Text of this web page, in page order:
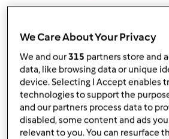
🍞 Pão Caseiro Rápido na
500gramafarinha de trigo
integral e 50% branca, se
We Care About Your Privacy
We and our315 partners store and
data, like browsing data or unique
device. Selecting I Accept enables
technologies to support the
and our partners process data to
disabled, some content and ads
relevant to you. You can resurface